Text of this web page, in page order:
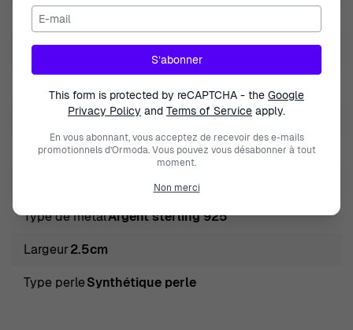
MarqueOrphelia
Genre
Type de produitBoucle d'oreille
Longueur4.2cm
Type de métalArgent sterling 925
Largeur2.5cm
Type perleSynthétique perle
E-mail
S’abonner
This form is protected by reCAPTCHA - the Google
Privacy Policy and Terms of Service apply.
En vous abonnant, vous acceptez de recevoir des e-mails
promotionnels d’Ormoda. Vous pouvez vous désabonner à tout
moment.
Non merci